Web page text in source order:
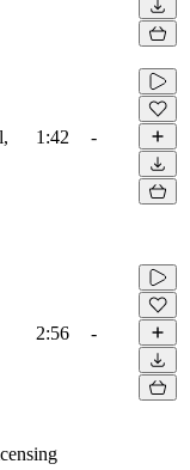
1:42 -
2:56 -